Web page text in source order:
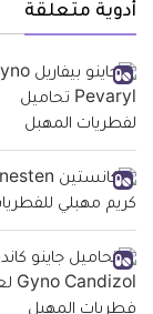
أدوية متعلقة